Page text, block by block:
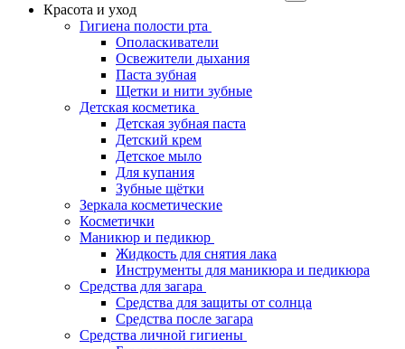
Красота и уход
Гигиена полости рта
Ополаскиватели
Освежители дыхания
Паста зубная
Щетки и нити зубные
Детская косметика
Детская зубная паста
Детский крем
Детское мыло
Для купания
Зубные щётки
Зеркала косметические
Косметички
Маникюр и педикюр
Жидкость для снятия лака
Инструменты для маникюра и педикюра
Средства для загара
Средства для защиты от солнца
Средства после загара
Средства личной гигиены